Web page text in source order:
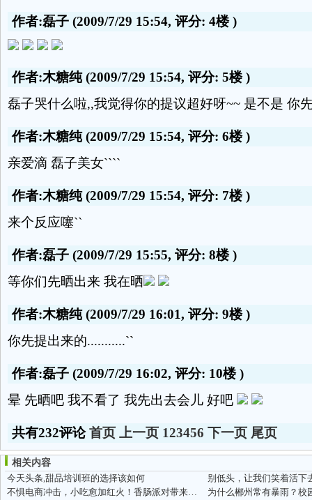
作者:磊子 (2009/7/29 15:54, 评分: 4楼)
作者:木糖纯(2009/7/29 15:54, 评分: 5楼)
磊子哭什么啦,,我觉得你的提议超好呀~~ 是不是 你
作者:木糖纯(2009/7/29 15:54, 评分: 6楼)
亲爱滴 磊子美女````
作者:木糖纯(2009/7/29 15:54, 评分: 7楼)
来个反应噻``
作者:磊子 (2009/7/29 15:55, 评分: 8楼)
等你们先晒出来 我在晒
作者:木糖纯(2009/7/29 16:01, 评分: 9楼)
你先提出来的...........``
作者:磊子 (2009/7/29 16:02, 评分: 10楼)
晕 先晒吧 我不看了 我先出去会儿 好吧
共有232评论首页 上一页 123456 下一页 尾页
相关内容
今天头条,甜品培训班的选择该如何
别低头，让我们笑着活下
不惧电商冲击，小吃愈加红火！香肠派对带来创业好选择
为什么郴州常有暴雨？校